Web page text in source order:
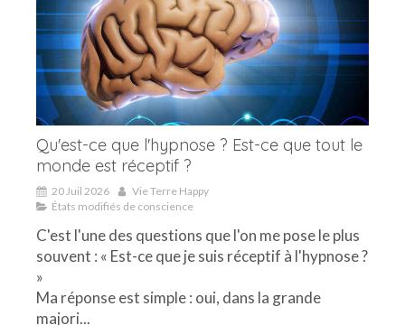
Qu'est-ce que l'hypnose ? Est-ce que tout le
monde est réceptif ?
20 Juil 2026
Vie Terre Happy
États modifiés de conscience
C'est l'une des questions que l'on me pose le plus
souvent : « Est-ce que je suis réceptif à l'hypnose ?
»
Ma réponse est simple : oui, dans la grande
majori...